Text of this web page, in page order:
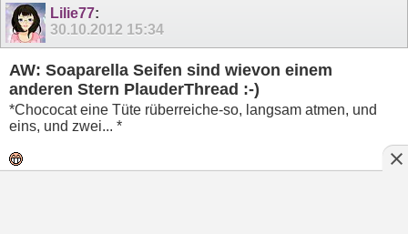
Lilie77:
30.10.2012 15:34
AW: Soaparella Seifen sind wievon einem
anderen Stern PlauderThread :-)
*Chococat eine Tüte rüberreiche-so, langsam atmen, und
eins, und zwei... *